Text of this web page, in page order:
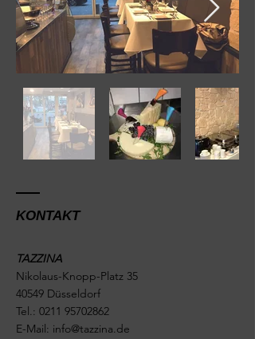
KONTAKT
TAZZINA
Nikolaus-Knopp-Platz 35
40549 Düsseldorf
Tel.: 0211 95702862
E-Mail: info@tazzina.de